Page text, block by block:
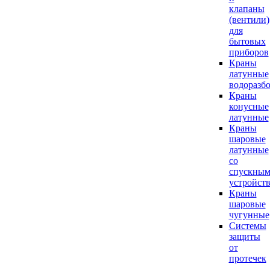
клапаны
(вентили)
для
бытовых
приборов
Краны
латунные
Краны
конусные
латунные
Краны
шаровые
латунные
со
спускным
Краны
шаровые
чугунные
Системы
защиты
от
протечек